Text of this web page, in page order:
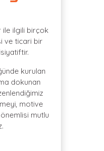
bütünbüyük
Ev-Alan-Ev
ilgili birçok
ve ticari bir
kurulan
dokunan
motive
mutlu